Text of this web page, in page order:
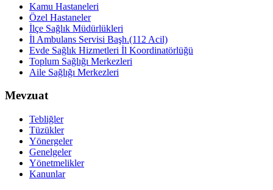
Kamu Hastaneleri
Özel Hastaneler
İlçe Sağlık Müdürlükleri
İl Ambulans Servisi Başh.(112 Acil)
Evde Sağlık Hizmetleri İl Koordinatörlüğü
Toplum Sağlığı Merkezleri
Aile Sağlığı Merkezleri
Mevzuat
Tebliğler
Tüzükler
Yönergeler
Genelgeler
Yönetmelikler
Kanunlar